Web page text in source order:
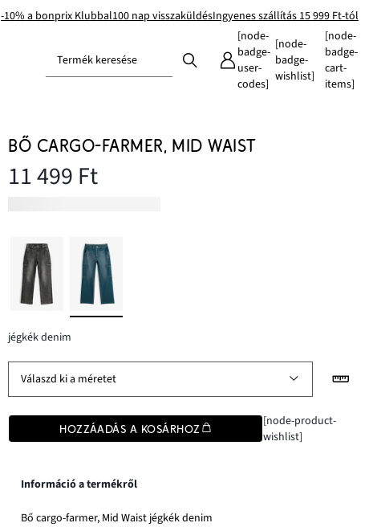
-10% a bonprix Klubbal100 nap visszaküldésIngyenes szállítás 15 999 Ft-tól
Termék keresése
[node-
badge-
user-
codes]
[node-
badge-
wishlist]
[node-
badge-
cart-
items]
BŐ CARGO-FARMER, MID WAIST
11 499 Ft
jégkék denim
Válaszd ki a méretet
HOZZÁADÁS A KOSÁRHOZ
[node-product-
wishlist]
Információ a termékről
Bő cargo-farmer, Mid Waist jégkék denim